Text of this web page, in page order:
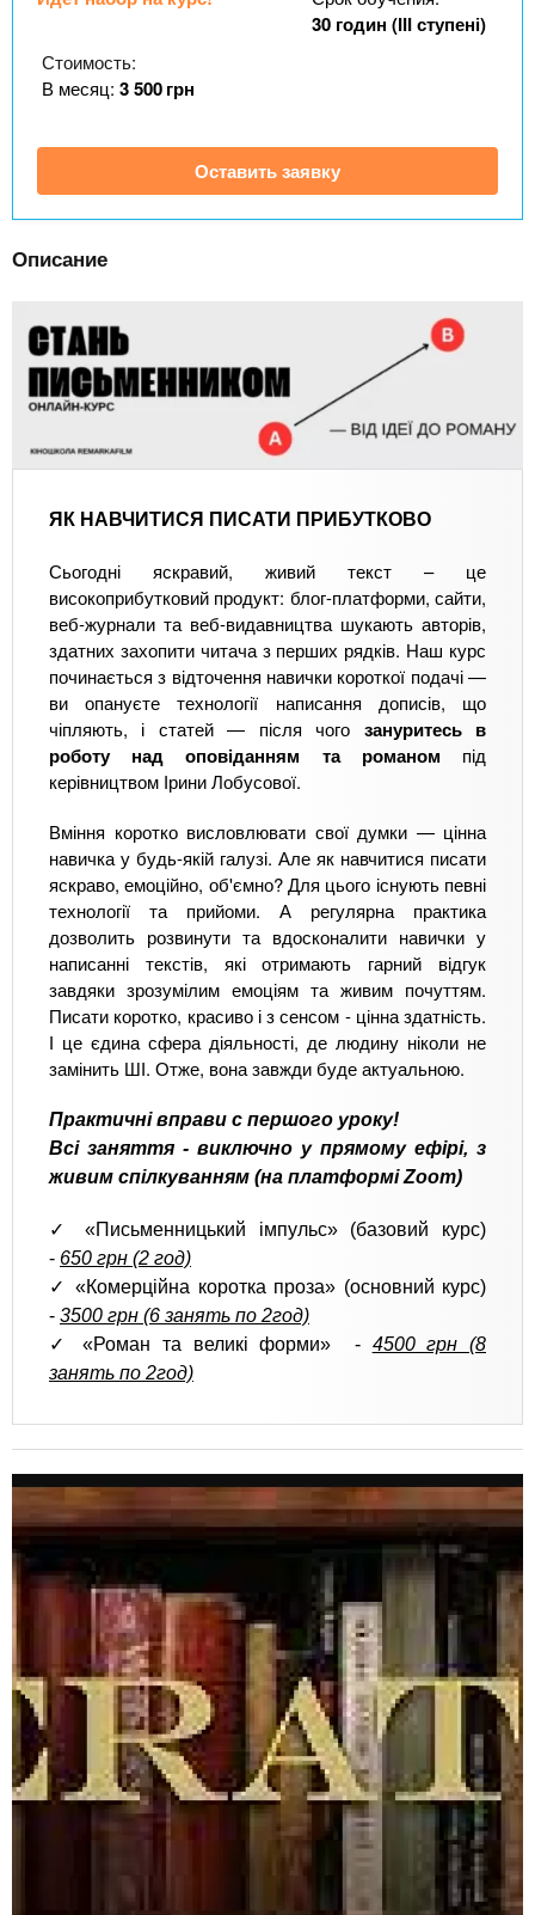
n
s
.
i
n
f
o
е
н
Онлайн курсы
За рубежом
30 годин (ІІІ ступені)
Стоимость:
В месяц: 3 500грн
Оставить заявку
Описание
ЯК НАВЧИТИСЯ ПИСАТИ ПРИБУТКОВО
Сьогодні яскравий, живий текст – це
високоприбутковий продукт: блог-платформи, сайти,
веб-журнали та веб-видавництва шукають авторів,
здатних захопити читача з перших рядків. Наш курс
починається з відточення навички короткої подачі —
ви опануєте технології написання дописів, що
чіпляють, і статей — після чого зануритесь в
роботу над оповіданням та романом під
керівництвом Ірини Лобусової.
Вміння коротко висловлювати свої думки — цінна
навичка у будь-якій галузі. Але як навчитися писати
яскраво, емоційно, об'ємно? Для цього існують певні
технології та прийоми. А регулярна практика
дозволить розвинути та вдосконалити навички у
написанні текстів, які отримають гарний відгук
завдяки зрозумілим емоціям та живим почуттям.
Писати коротко, красиво і з сенсом - цінна здатність.
І це єдина сфера діяльності, де людину ніколи не
замінить ШІ. Отже, вона завжди буде актуальною.
Практичні вправи с першого уроку!
Всі заняття - виключно у прямому ефірі, з
живим спілкуванням (на платформі Zoom)
✓ «Письменницький імпульс» (базовий курс)
- 650 грн (2 год)
✓ «Комерційна коротка проза» (основний курс)
- 3500 грн (6 занять по 2год)
✓ «Роман та великі форми» - 4500 грн (8
занять по 2год)